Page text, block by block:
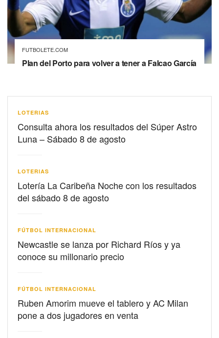
FUTBOLETE.COM
Plan del Porto para volver a tener a Falcao García
LOTERIAS
Consulta ahora los resultados del Súper Astro
Luna – Sábado 8 de agosto
LOTERIAS
Lotería La Caribeña Noche con los resultados
del sábado 8 de agosto
FÚTBOL INTERNACIONAL
Newcastle se lanza por Richard Ríos y ya
conoce su millonario precio
FÚTBOL INTERNACIONAL
Ruben Amorim mueve el tablero y AC Milan
pone a dos jugadores en venta